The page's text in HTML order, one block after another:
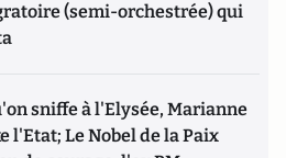
(semi-orchestrée) qui
sniffe à l'Elysée, Marianne
l'Etat; Le Nobel de la Paix